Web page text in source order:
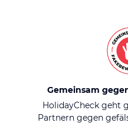
Gemeinsam
HolidayCheck geht
Partnern gegen